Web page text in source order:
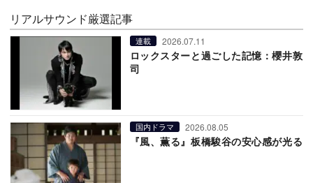
リアルサウンド厳選記事
連載 2026.07.11
ロックスターと過ごした記憶：櫻井敦
司
国内ドラマ 2026.08.05
『風、薫る』板橋駿谷の安心感が光る